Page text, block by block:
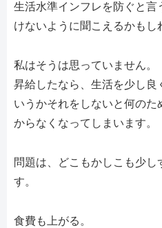
生活水準インフレを防ぐと言
けないように聞こえるかもし
私はそうは思っていません。
昇給したなら、生活を少し良
いうかそれをしないと何の
からなくなってしまいます。
問題は、どこもかしこも少
す。
食費も上がる。